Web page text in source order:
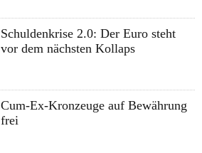
Schuldenkrise 2.0: Der Euro steht
vor dem nächsten Kollaps
Cum-Ex-Kronzeuge auf Bewährung
frei